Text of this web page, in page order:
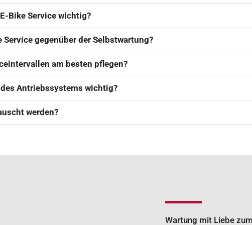
Bike Service wichtig?
gegenüber der Selbstwartung?
am besten pflegen?
Antriebssystems wichtig?
werden?
Wartung mit Liebe